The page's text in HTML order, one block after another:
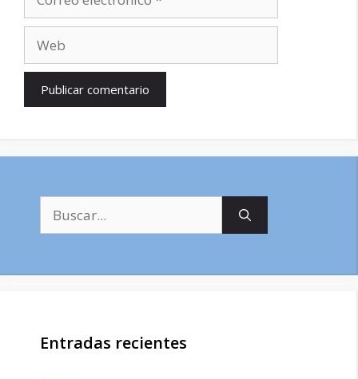
electrónico
Entradas recientes